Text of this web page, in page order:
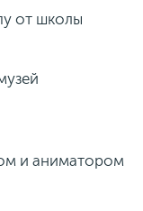
от школы
и аниматором